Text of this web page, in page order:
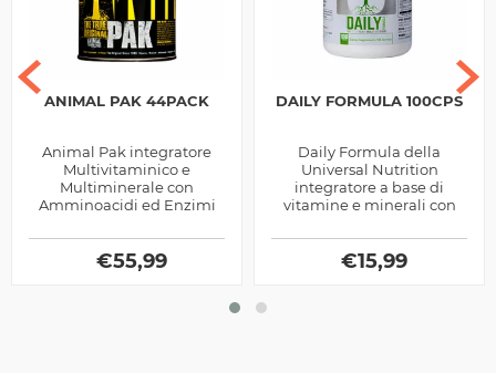
ANIMAL PAK 44PACK
Animal Pak integratore
Multivitaminico e
Multiminerale con
Amminoacidi ed Enzimi
Universal Nutrition, ottimo
per chi pratica sport
€55,99
DAILY FORMULA 100CPS
Daily Formula della
Universal Nutrition
integratore a base di
vitamine e minerali con
vegetali, utile per favorire i
numerosi processi...
€15,99